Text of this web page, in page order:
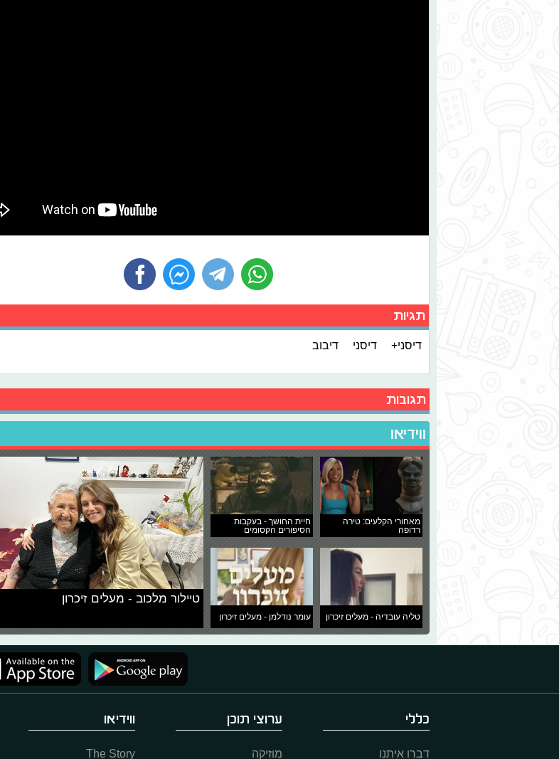
תגיות
דיסני+ דיסני דיבוב
תגובות
ווידיאו
מאחורי הקלעים: טירה
רדופה
חיית החושך - בעקבות
הסיפורים הקסומים
טליה עובדיה - מעלים זיכרון עומר נודלמן - מעלים זיכרון
טיילור מלכוב - מעלים זיכרון
כללי
דברו איתנו
ערוצי תוכן
מוזיקה
ווידיאו
The Story